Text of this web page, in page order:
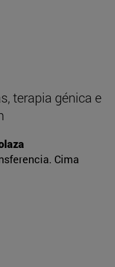
terapia génica e
Cima